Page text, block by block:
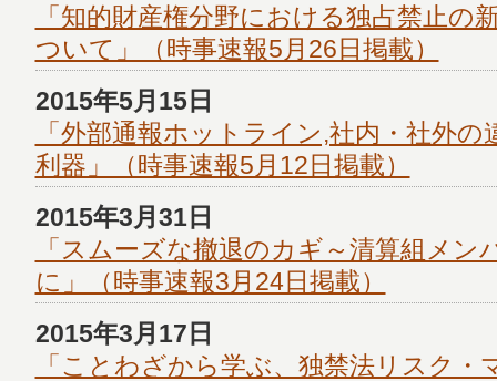
「知的財産権分野における独占禁止の
ついて」（時事速報5月26日掲載）
2015年5月15日
「外部通報ホットライン,社内・社外の
利器」（時事速報5月12日掲載）
2015年3月31日
「スムーズな撤退のカギ～清算組メン
に」（時事速報3月24日掲載）
2015年3月17日
「ことわざから学ぶ、独禁法リスク・